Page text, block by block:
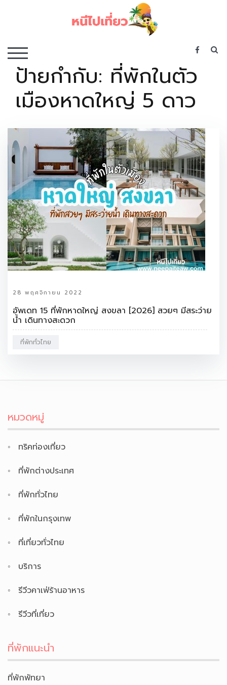
TOGGLE MOBILE MENU
ป้ายกำกับ: ที่พักในตัว
เมืองหาดใหญ่ 5 ดาว
28 พฤศจิกายน 2022
อัพเดท 15 ที่พักหาดใหญ่ สงขลา [2026] สวยๆ มีสระว่าย
น้ำ เดินทางสะดวก
ที่พักทั่วไทย
หมวดหมู่
ทริคท่องเที่ยว
ที่พักต่างประเทศ
ที่พักทั่วไทย
ที่พักในกรุงเทพ
ที่เที่ยวทั่วไทย
บริการ
รีวีวคาเฟ่ร้านอาหาร
รีวีวที่เที่ยว
ที่พักแนะนำ
ที่พักพัทยา